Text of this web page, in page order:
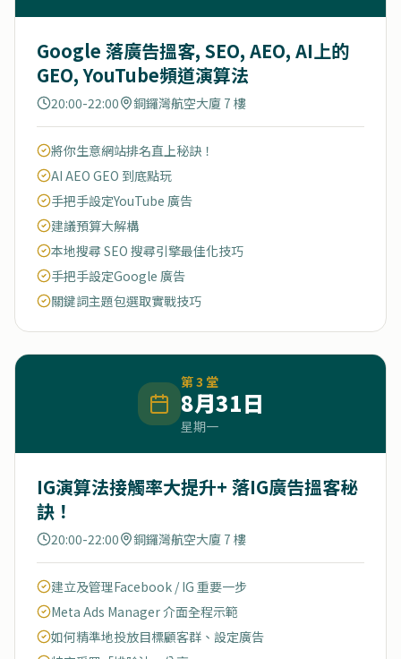
Google 落廣告搵客, SEO, AEO, AI上的
GEO, YouTube頻道演算法
20:00-22:00 銅鑼灣航空大廈 7 樓
將你生意網站排名直上秘訣！
AI AEO GEO 到底點玩
手把手設定YouTube 廣告
建議預算大解構
本地搜尋 SEO 搜尋引擎最佳化技巧
手把手設定Google 廣告
關鍵詞主題包選取實戰技巧
第3 堂
8月31日
星期一
IG演算法接觸率大提升+ 落IG廣告搵客秘
訣！
20:00-22:00 銅鑼灣航空大廈 7 樓
建立及管理Facebook / IG 重要一步
Meta Ads Manager 介面全程示範
如何精準地投放目標顧客群、設定廣告